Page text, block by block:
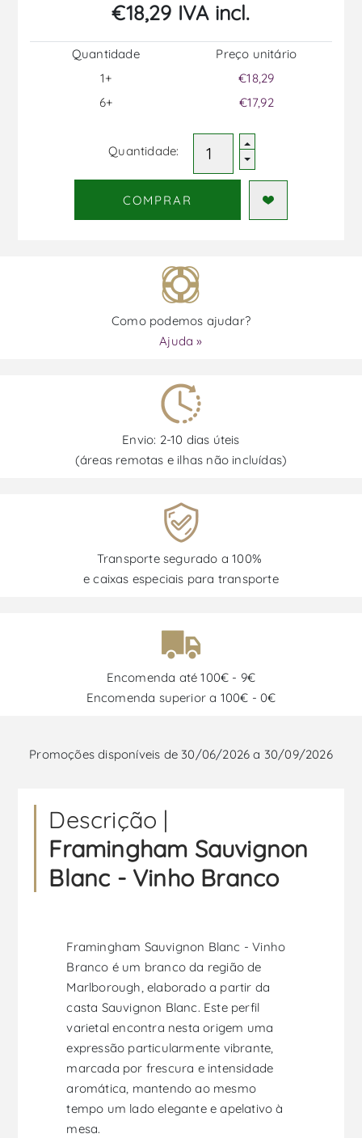
€18,29 IVA incl.
Quantidade
1+
6+
Preço unitário
€18,29
€17,92
Quantidade:
COMPRAR
Como podemos ajudar?
Ajuda »
Envio: 2-10 dias úteis
(áreas remotas e ilhas não incluídas)
Transporte segurado a 100%
e caixas especiais para transporte
Encomenda até 100€ - 9€
Encomenda superior a 100€ - 0€
Promoções disponíveis de 30/06/2026 a 30/09/2026
Descrição |
Framingham Sauvignon
Blanc - Vinho Branco
Framingham Sauvignon Blanc - Vinho
Branco é um branco da região de
Marlborough, elaborado a partir da
casta Sauvignon Blanc. Este perfil
varietal encontra nesta origem uma
expressão particularmente vibrante,
marcada por frescura e intensidade
aromática, mantendo ao mesmo
tempo um lado elegante e apelativo à
mesa.